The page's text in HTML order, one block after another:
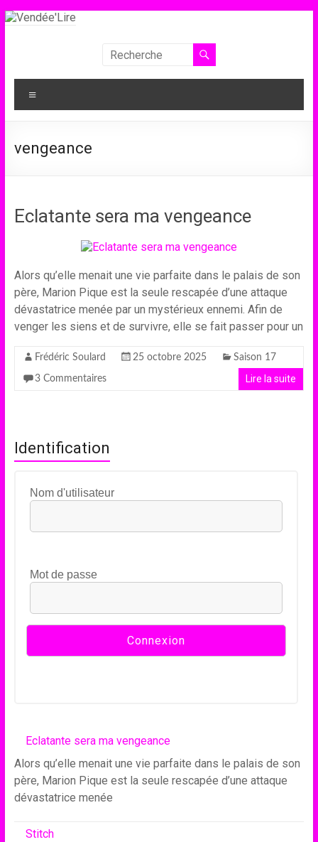
Aller
Vendée'Lire
Le
prix
collégiens
vengeance
Eclatante sera ma vengeance
Alors qu’elle menait une vie parfaite dans le palais de son
père, Marion Pique est la seule rescapée d’une attaque
dévastatrice menée par un mystérieux ennemi. Afin de
venger les siens et de survivre, elle se fait passer pour un
Frédéric Soulard 25 octobre 2025 Saison 17
3 Commentaires Lire la suite
Identification
Nom d'utilisateur
Mot de passe
Eclatante sera ma vengeance
Alors qu’elle menait une vie parfaite dans le palais de son
père, Marion Pique est la seule rescapée d’une attaque
dévastatrice menée
Stitch